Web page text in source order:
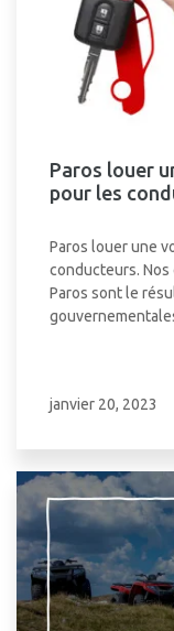
Paros louer
pour les
Paros louer une
conducteurs.
Paros sont le
janvier 20, 2023